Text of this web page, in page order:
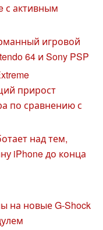
с активным
игровой
64 и Sony PSP
прирост
по сравнению с
над тем,
iPhone до конца
на новые G-Shock